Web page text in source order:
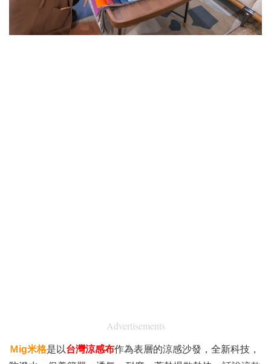
Advertisements
Ｍig米格是以台灣涼感布作為表層的涼感沙發，全新科技，